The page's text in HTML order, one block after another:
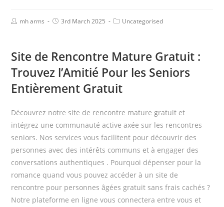
mh arms 3rd March 2025 Uncategorised
Site de Rencontre Mature Gratuit :
Trouvez l’Amitié Pour les Seniors
Entièrement Gratuit
Découvrez notre site de rencontre mature gratuit et
intégrez une communauté active axée sur les rencontres
seniors. Nos services vous facilitent pour découvrir des
personnes avec des intérêts communs et à engager des
conversations authentiques . Pourquoi dépenser pour la
romance quand vous pouvez accéder à un site de
rencontre pour personnes âgées gratuit sans frais cachés ?
Notre plateforme en ligne vous connectera entre vous et